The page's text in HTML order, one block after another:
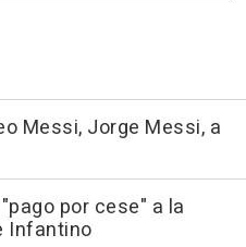
Messi, Jorge Messi, a
por cese" a la
Infantino